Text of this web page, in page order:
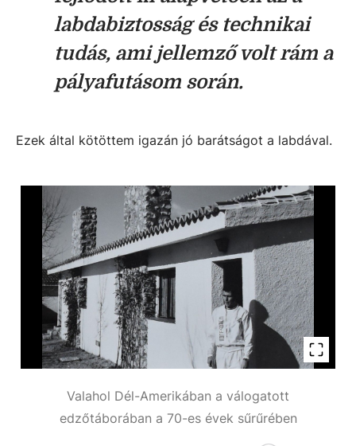
labdabiztosság és technikai
tudás, ami jellemző volt rám a
pályafutásom során.
Ezek által kötöttem igazán jó barátságot a labdával.
Valahol Dél-Amerikában a válogatott
edzőtáborában a 70-es évek sűrűrében